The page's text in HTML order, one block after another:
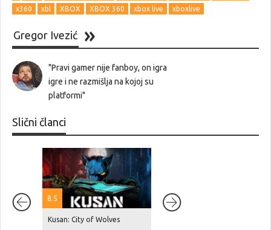
x360
xbl XBOX XBOX 360 xbox live xboxlive
Gregor Ivezić
"Pravi gamer nije fanboy, on igra
igre i ne razmišlja na kojoj su
platformi"
Slični članci
8.5
Kusan: City of Wolves